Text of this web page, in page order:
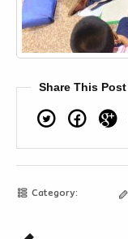
Share This Post
Category: